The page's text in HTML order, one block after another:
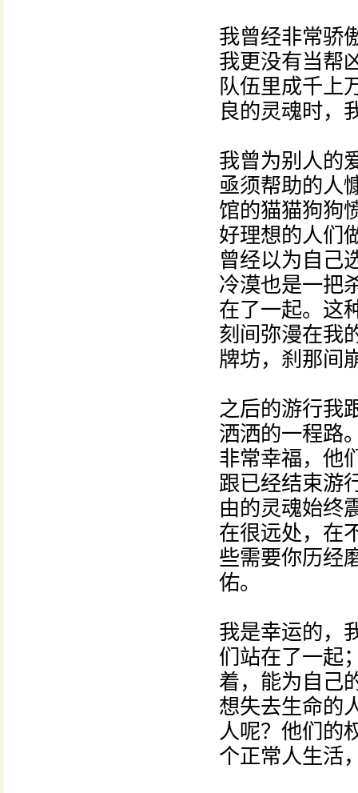
我曾经非常骄
我更没有当帮
队伍里成千上
良的灵魂时，
我曾为别人的
亟须帮助的人
馆的猫猫狗狗
好理想的人们
曾经以为自己
冷漠也是一把
在了一起。这
刻间弥漫在我
牌坊，刹那间
之后的游行我
洒洒的一程路
非常幸福，他
跟已经结束游
由的灵魂始终
在很远处，在
些需要你历经
佑。
我是幸运的，
们站在了一起
着，能为自己
想失去生命的
人呢？他们的
个正常人生活